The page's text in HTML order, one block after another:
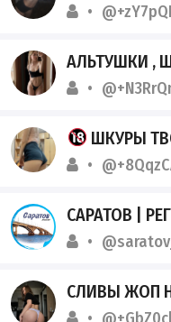
АЛЬТУШКИ ,
ШКУРЫ
САРАТОВ |
СЛИВЫ ЖОП